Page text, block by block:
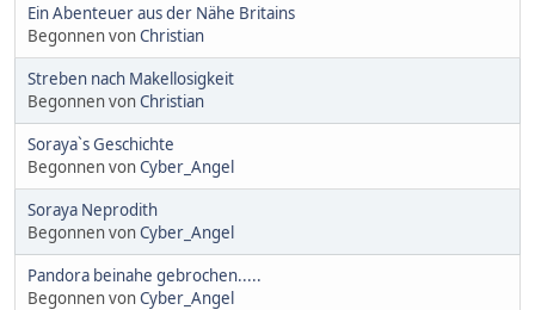
Ein Abenteuer aus der Nähe Britains
Begonnen vonChristian
Streben nach Makellosigkeit
Begonnen vonChristian
Soraya`s Geschichte
Begonnen vonCyber_Angel
Soraya Neprodith
Begonnen vonCyber_Angel
Pandora beinahe gebrochen.....
Begonnen vonCyber_Angel